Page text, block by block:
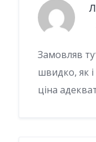
Замовляв
швидко, як
ціна